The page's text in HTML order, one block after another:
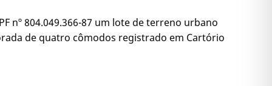
nº 804.049.366-87 um lote de terreno urbano
de quatro cômodos registrado em Cartório